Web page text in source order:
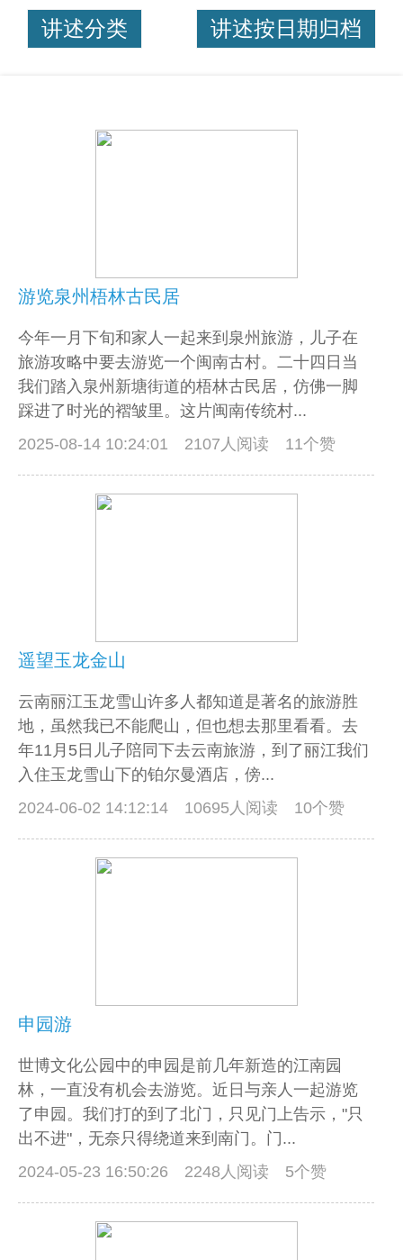
讲述分类 讲述按日期归档
游览泉州梧林古民居
今年一月下旬和家人一起来到泉州旅游，儿子在
旅游攻略中要去游览一个闽南古村。二十四日当
我们踏入泉州新塘街道的梧林古民居，仿佛一脚
踩进了时光的褶皱里。这片闽南传统村...
2025-08-14 10:24:01
2107人阅读 11个赞
遥望玉龙金山
云南丽江玉龙雪山许多人都知道是著名的旅游胜
地，虽然我已不能爬山，但也想去那里看看。去
年11月5日儿子陪同下去云南旅游，到了丽江我们
入住玉龙雪山下的铂尔曼酒店，傍...
2024-06-02 14:12:14
10695人阅读 10个赞
申园游
世博文化公园中的申园是前几年新造的江南园
林，一直没有机会去游览。近日与亲人一起游览
了申园。我们打的到了北门，只见门上告示，"只
出不进"，无奈只得绕道来到南门。门...
2024-05-23 16:50:26
2248人阅读 5个赞